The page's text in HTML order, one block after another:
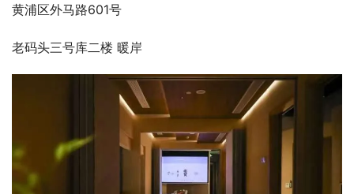
黄浦区外马路601号
老码头三号库二楼 暖岸